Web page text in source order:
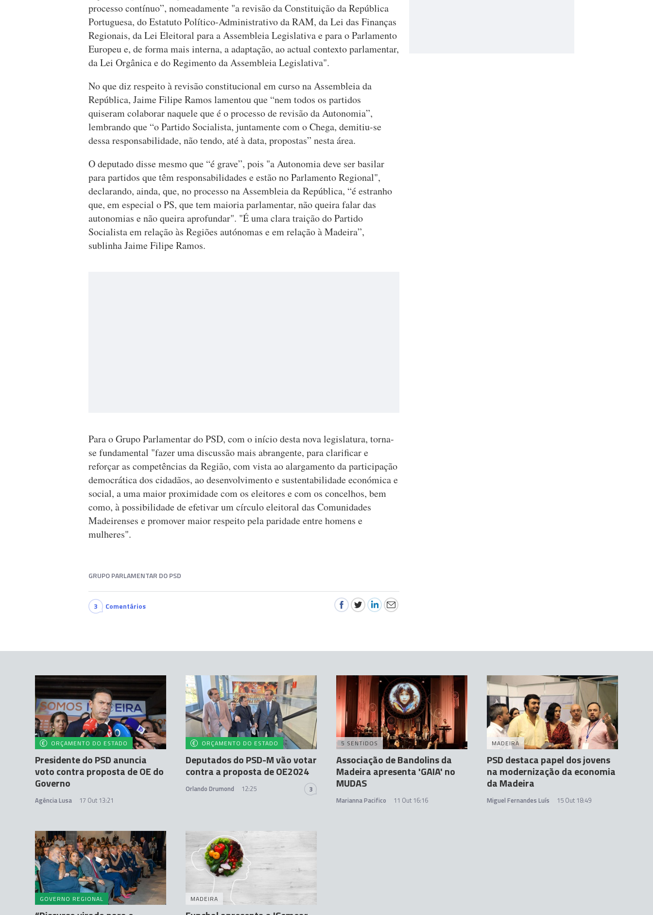
processo contínuo”, nomeadamente "a revisão da Constituição da República
Portuguesa, do Estatuto Político-Administrativo da RAM, da Lei das Finanças
Regionais, da Lei Eleitoral para a Assembleia Legislativa e para o Parlamento
Europeu e, de forma mais interna, a adaptação, ao actual contexto parlamentar,
da Lei Orgânica e do Regimento da Assembleia Legislativa".
No que diz respeito à revisão constitucional em curso na Assembleia da
República, Jaime Filipe Ramos lamentou que “nem todos os partidos
quiseram colaborar naquele que é o processo de revisão da Autonomia”,
lembrando que “o Partido Socialista, juntamente com o Chega, demitiu-se
dessa responsabilidade, não tendo, até à data, propostas” nesta área.
O deputado disse mesmo que “é grave”, pois "a Autonomia deve ser basilar
para partidos que têm responsabilidades e estão no Parlamento Regional",
declarando, ainda, que, no processo na Assembleia da República, “é estranho
que, em especial o PS, que tem maioria parlamentar, não queira falar das
autonomias e não queira aprofundar". "É uma clara traição do Partido
Socialista em relação às Regiões autónomas e em relação à Madeira”,
sublinha Jaime Filipe Ramos.
Para o Grupo Parlamentar do PSD, com o início desta nova legislatura, torna-
se fundamental "fazer uma discussão mais abrangente, para clarificar e
reforçar as competências da Região, com vista ao alargamento da participação
democrática dos cidadãos, ao desenvolvimento e sustentabilidade económica e
social, a uma maior proximidade com os eleitores e com os concelhos, bem
como, à possibilidade de efetivar um círculo eleitoral das Comunidades
Madeirenses e promover maior respeito pela paridade entre homens e
mulheres".
GRUPO PARLAMENTAR DO PSD
3 Comentários
ORÇAMENTO DO ESTADO
Presidente do PSD anuncia
voto contra proposta de OE do
Governo
Agência Lusa 17 Out 13:21
ORÇAMENTO DO ESTADO
Deputados do PSD-M vão votar
contra a proposta de OE2024
Orlando Drumond 12:25 3
5 SENTIDOS
Associação de Bandolins da
Madeira apresenta 'GAIA' no
MUDAS
Marianna Pacifico 11 Out 16:16
MADEIRA
PSD destaca papel dos jovens
na modernização da economia
da Madeira
Miguel Fernandes Luís 15 Out 18:49
GOVERNO REGIONAL MADEIRA